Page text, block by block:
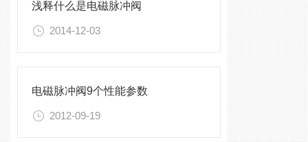
浅释什么是电磁脉冲阀
2014-12-03
电磁脉冲阀9个性能参数
2012-09-19